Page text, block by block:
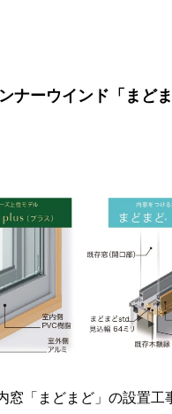
ナーウインド「まど
窓「まどまど」の設置工